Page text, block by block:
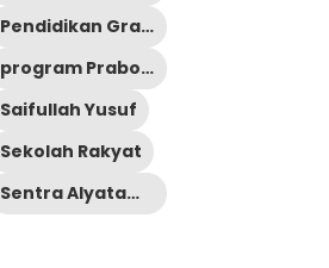
Pendidikan Gratis
program Prabowo Subianto
Saifullah Yusuf
Sekolah Rakyat
Sentra Alyatama